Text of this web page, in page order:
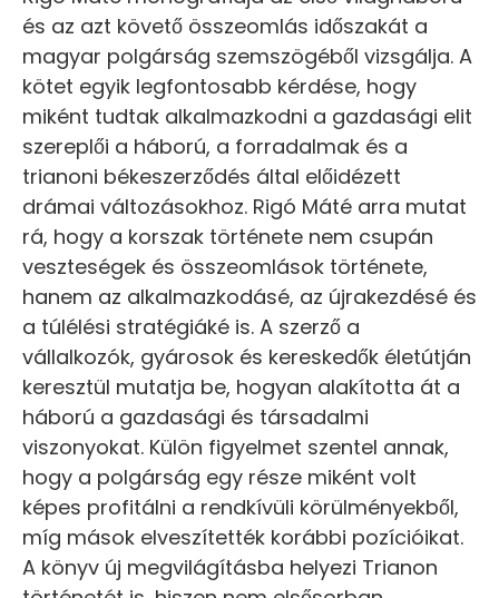
és az azt követő összeomlás időszakát a
magyar polgárság szemszögéből vizsgálja. A
kötet egyik legfontosabb kérdése, hogy
miként tudtak alkalmazkodni a gazdasági elit
szereplői a háború, a forradalmak és a
trianoni békeszerződés által előidézett
drámai változásokhoz. Rigó Máté arra mutat
rá, hogy a korszak története nem csupán
veszteségek és összeomlások története,
hanem az alkalmazkodásé, az újrakezdésé és
a túlélési stratégiáké is. A szerző a
vállalkozók, gyárosok és kereskedők életútján
keresztül mutatja be, hogyan alakította át a
háború a gazdasági és társadalmi
viszonyokat. Külön figyelmet szentel annak,
hogy a polgárság egy része miként volt
képes profitálni a rendkívüli körülményekből,
míg mások elveszítették korábbi pozícióikat.
A könyv új megvilágításba helyezi Trianon